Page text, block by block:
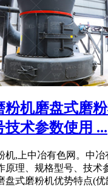
粉机磨盘式磨
技术参数使用 ...
机,上中冶有色网。中
原理、规格型号、技术
盘式磨粉机优势特点(